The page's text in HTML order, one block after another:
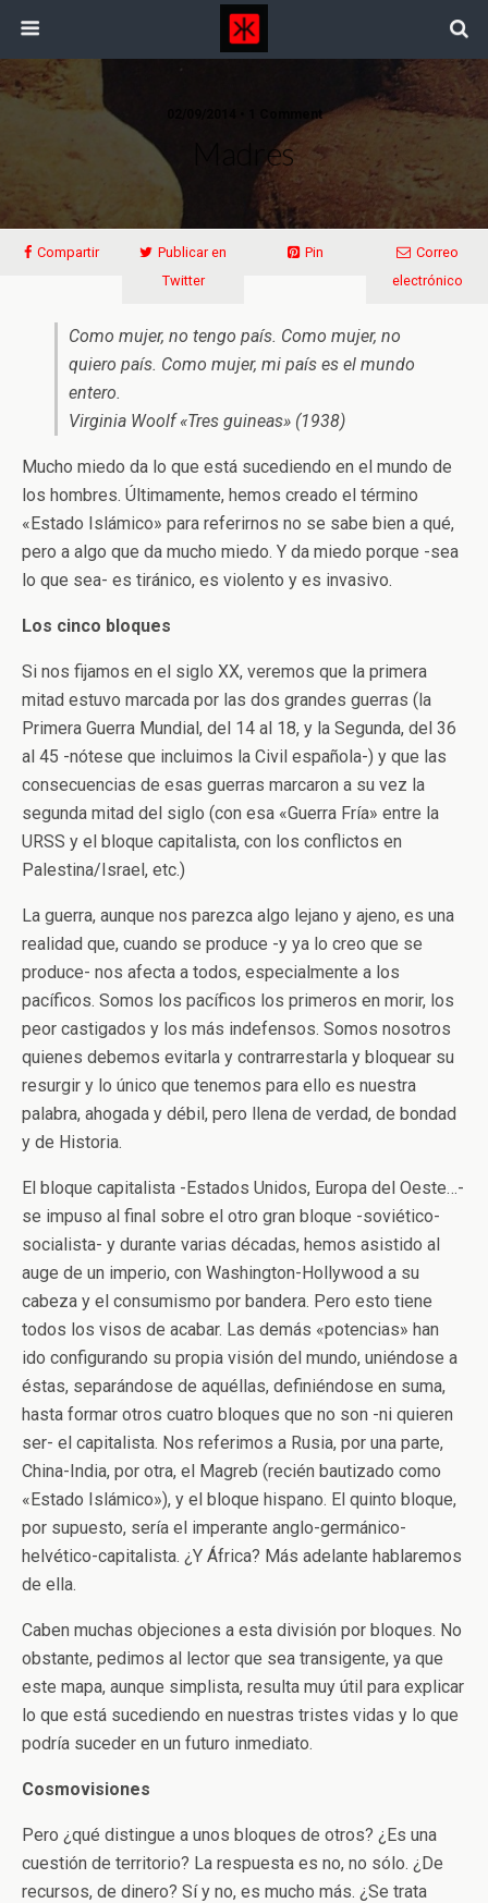
02/09/2014 • 1 Comment
Madres
Compartir
Publicar en
Twitter
Pin
Correo
electrónico
Como mujer, no tengo país. Como mujer, no
quiero país. Como mujer, mi país es el mundo
entero.
Virginia Woolf «Tres guineas» (1938)
Mucho miedo da lo que está sucediendo en el mundo de
los hombres. Últimamente, hemos creado el término
«Estado Islámico» para referirnos no se sabe bien a qué,
pero a algo que da mucho miedo. Y da miedo porque -sea
lo que sea- es tiránico, es violento y es invasivo.
Los cinco bloques
Si nos fijamos en el siglo XX, veremos que la primera
mitad estuvo marcada por las dos grandes guerras (la
Primera Guerra Mundial, del 14 al 18, y la Segunda, del 36
al 45 -nótese que incluimos la Civil española-) y que las
consecuencias de esas guerras marcaron a su vez la
segunda mitad del siglo (con esa «Guerra Fría» entre la
URSS y el bloque capitalista, con los conflictos en
Palestina/Israel, etc.)
La guerra, aunque nos parezca algo lejano y ajeno, es una
realidad que, cuando se produce -y ya lo creo que se
produce- nos afecta a todos, especialmente a los
pacíficos. Somos los pacíficos los primeros en morir, los
peor castigados y los más indefensos. Somos nosotros
quienes debemos evitarla y contrarrestarla y bloquear su
resurgir y lo único que tenemos para ello es nuestra
palabra, ahogada y débil, pero llena de verdad, de bondad
y de Historia.
El bloque capitalista -Estados Unidos, Europa del Oeste…-
se impuso al final sobre el otro gran bloque -soviético-
socialista- y durante varias décadas, hemos asistido al
auge de un imperio, con Washington-Hollywood a su
cabeza y el consumismo por bandera. Pero esto tiene
todos los visos de acabar. Las demás «potencias» han
ido configurando su propia visión del mundo, uniéndose a
éstas, separándose de aquéllas, definiéndose en suma,
hasta formar otros cuatro bloques que no son -ni quieren
ser- el capitalista. Nos referimos a Rusia, por una parte,
China-India, por otra, el Magreb (recién bautizado como
«Estado Islámico»), y el bloque hispano. El quinto bloque,
por supuesto, sería el imperante anglo-germánico-
helvético-capitalista. ¿Y África? Más adelante hablaremos
de ella.
Caben muchas objeciones a esta división por bloques. No
obstante, pedimos al lector que sea transigente, ya que
este mapa, aunque simplista, resulta muy útil para explicar
lo que está sucediendo en nuestras tristes vidas y lo que
podría suceder en un futuro inmediato.
Cosmovisiones
Pero ¿qué distingue a unos bloques de otros? ¿Es una
cuestión de territorio? La respuesta es no, no sólo. ¿De
recursos, de dinero? Sí y no, es mucho más. ¿Se trata